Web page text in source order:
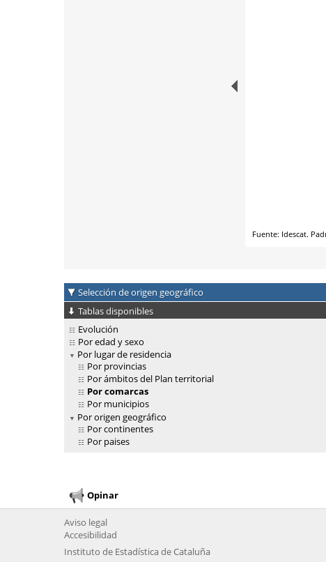
Selección de origen geográfico
Tablas disponibles
Evolución
Por edad y sexo
Por lugar de residencia
Por provincias
Por ámbitos del Plan territorial
Por comarcas
Por municipios
Por origen geográfico
Por continentes
Por paises
Opinar
Aviso legal
Accesibilidad
Instituto de Estadística de Cataluña